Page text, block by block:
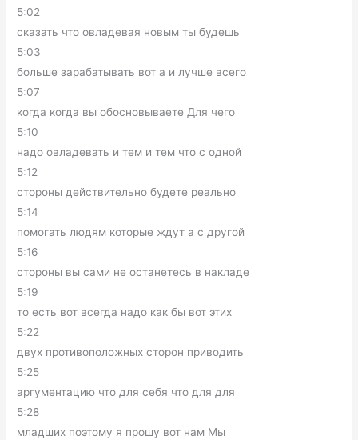
5:02
сказать что овладевая новым ты будешь
5:03
больше зарабатывать вот а и лучше всего
5:07
когда когда вы обосновываете Для чего
5:10
надо овладевать и тем и тем что с одной
5:12
стороны действительно будете реально
5:14
помогать людям которые ждут а с другой
5:16
стороны вы сами не останетесь в накладе
5:19
то есть вот всегда надо как бы вот этих
5:22
двух противоположных сторон приводить
5:25
аргументацию что для себя что для для
5:28
младших поэтому я прошу вот нам Мы